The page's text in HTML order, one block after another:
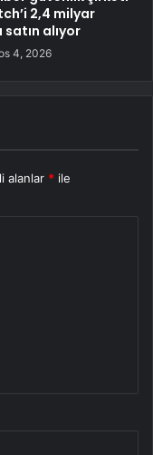
2,4 milyar
alıyor
4, 2026
alanlar * ile